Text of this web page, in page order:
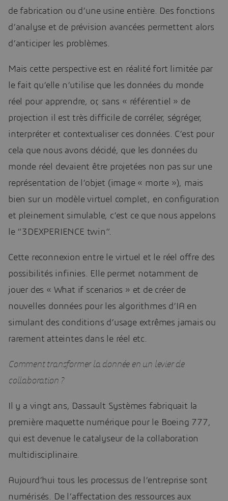
de fabrication ou d’une usine entière. Des fonctions
d’analyse et de prévision avancées permettent alors
d’anticiper les problèmes.
Mais cette perspective est en réalité fort limitée par
le fait qu’elle n’utilise que les données du monde
réel pour apprendre, or, sans « référentiel » de
projection il est très difficile de corréler, ségréger,
interpréter et contextualiser ces données. C’est pour
cela que nous avons décidé, que les données du
monde réel devaient être projetées non pas sur une
représentation de l’objet (image « morte »), mais
bien sur un modèle virtuel complet, en configuration
et pleinement simulable, c’est ce que nous appelons
le “3DEXPERIENCE twin”.
Cette reconnexion entre le virtuel et le réel offre des
possibilités infinies. Elle permet notamment de
jouer des « What if scenarios » et de créer de
nouvelles données pour les algorithmes d’IA en
simulant des conditions d’usage extrêmes jamais ou
rarement atteintes dans le réel etc.
Comment transformer la donnée en un levier de
collaboration ?
Il y a vingt ans, Dassault Systèmes fabriquait la
première maquette numérique pour le Boeing 777,
qui est devenue le catalyseur de la collaboration
multidisciplinaire.
Aujourd’hui tous les processus de l’entreprise sont
numérisés. De l’affectation des ressources aux